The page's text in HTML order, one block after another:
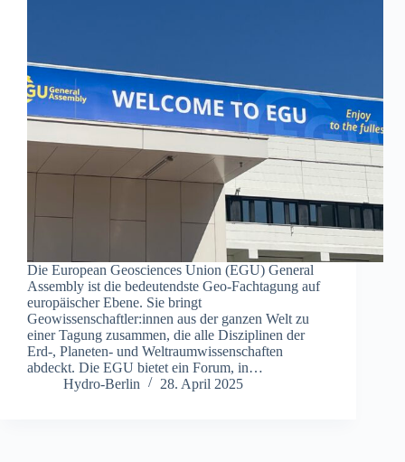
Die European Geosciences Union (EGU) General
Assembly ist die bedeutendste Geo-Fachtagung auf
europäischer Ebene. Sie bringt
Geowissenschaftler:innen aus der ganzen Welt zu
einer Tagung zusammen, die alle Disziplinen der
Erd-, Planeten- und Weltraumwissenschaften
abdeckt. Die EGU bietet ein Forum, in…
Hydro-Berlin
28. April 2025